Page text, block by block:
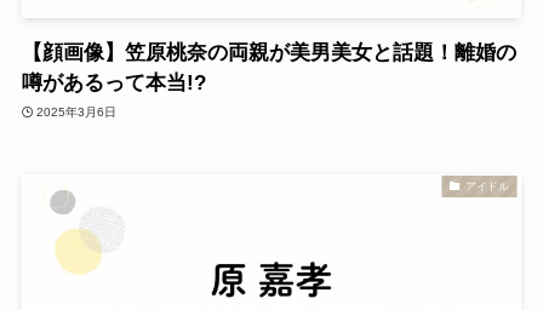
【顔画像】笠原桃奈の両親が美男美女と話題！離婚の
噂があるって本当!?
2025年3月6日
アイドル